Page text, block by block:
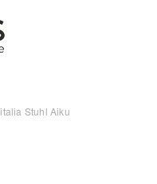
italia Stuhl Aiku